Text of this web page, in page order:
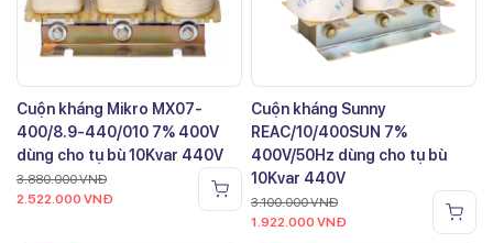
Cuộn kháng Mikro MX07-
400/8.9-440/010 7% 400V
dùng cho tụ bù 10Kvar 440V
3.880.000VNĐ
2.522.000 VNĐ
Cuộn kháng Sunny
REAC/10/400SUN 7%
400V/50Hz dùng cho tụ bù
10Kvar 440V
3.100.000VNĐ
1.922.000 VNĐ